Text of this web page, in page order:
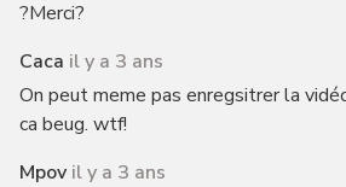
?Merci?
Caca il y a 3 ans
On peut meme pas enregsitrer la
ca beug. wtf!
Mpov il y a 3 ans